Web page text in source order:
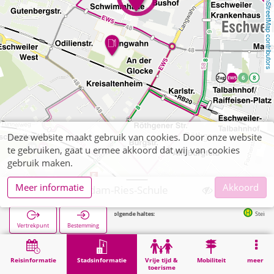
OpenStreetMap contributors
Reisinformatie Stadsinformatie
Vrije tijd &
toerisme
Mobiliteit meer
Eschweiler, Adam-Ries-Schule
Vertrekpunt Bestemming
Volgende haltes: Steinstraße in
Stadsinformatie Opleiding Eschweiler, Adam-Ries-Schule
Deze website maakt gebruik van cookies. Door onze website
te gebruiken, gaat u ermee akkoord dat wij van cookies
gebruik maken.
Meer informatie
Akkoord